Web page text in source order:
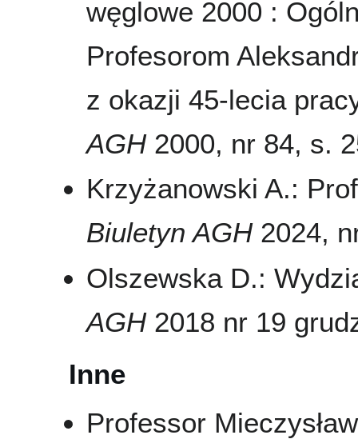
węglowe 2000 :
Profesorom
z okazji 45-lecia
AGH2000, nr 84, s.
Krzyżanowski A.:
Biuletyn AGH2024,
Olszewska D.:
AGH2018 nr 19
Inne
Professor